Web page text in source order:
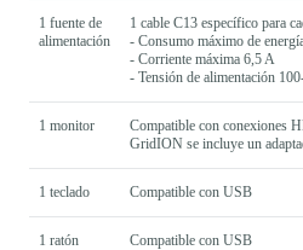
1 fuente de
alimentación
1 cable C13 específico para
- Consumo máximo de
- Corriente máxima 6,5 A
- Tensión de alimentación
1 monitor
Compatible con conexiones
GridION se incluye un
1 teclado Compatible con USB
1 ratón Compatible con USB